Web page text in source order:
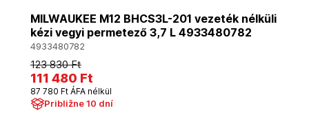
MILWAUKEE M12 BHCS3L-201 vezeték nélküli
kézi vegyi permetező 3,7 L 4933480782
4933480782
123 830 Ft
111 480 Ft
87 780 Ft ÁFA nélkül
Približne 10 dní